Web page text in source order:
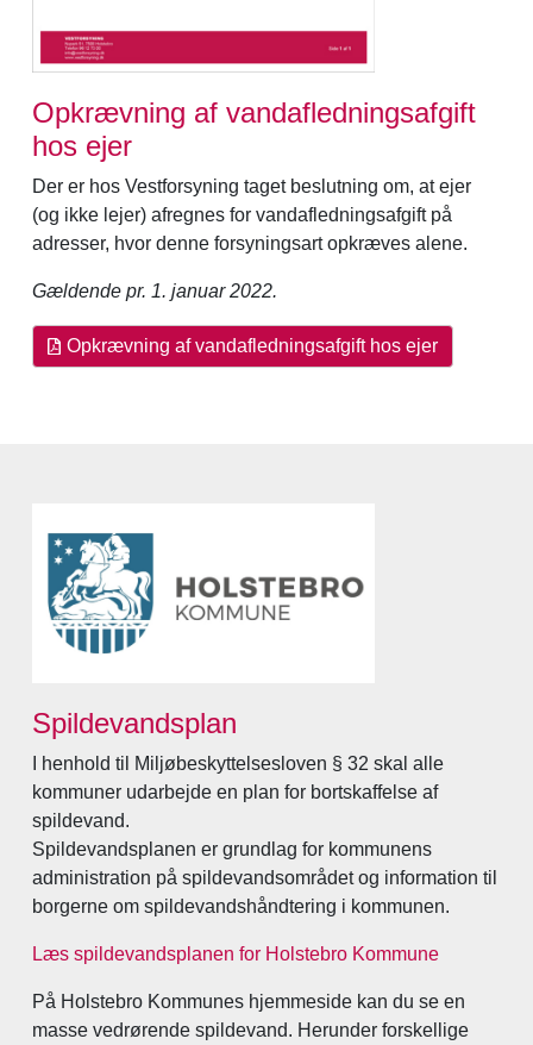
Opkrævning af vandafledningsafgift
hos ejer
Der er hos Vestforsyning taget beslutning om, at ejer
(og ikke lejer) afregnes for vandafledningsafgift på
adresser, hvor denne forsyningsart opkræves alene.
Gældende pr. 1. januar 2022.
Opkrævning af vandafledningsafgift hos ejer
Spildevandsplan
I henhold til Miljøbeskyttelsesloven § 32 skal alle
kommuner udarbejde en plan for bortskaffelse af
spildevand.
Spildevandsplanen er grundlag for kommunens
administration på spildevandsområdet og information til
borgerne om spildevandshåndtering i kommunen.
Læs spildevandsplanen for Holstebro Kommune
På Holstebro Kommunes hjemmeside kan du se en
masse vedrørende spildevand. Herunder forskellige